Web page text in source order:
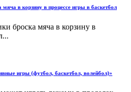
в корзину в процессе игры в баскетбол
броска мяча в корзину в
игры (футбол, баскетбол, волейбол)»